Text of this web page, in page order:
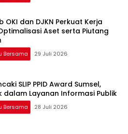
OKI dan DJKN Perkuat Kerja
Aset serta Piutang
Bersama 29 Juli 2026
SLIP PPID Award Sumsel,
dalam Layanan Informasi Publik
Bersama 28 Juli 2026